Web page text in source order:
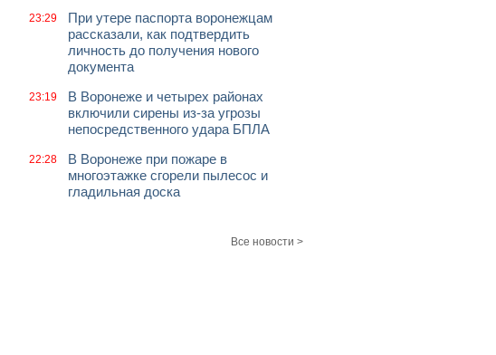
23:29
При утере паспорта воронежцам
рассказали, как подтвердить
личность до получения нового
документа
23:19
В Воронеже и четырех районах
включили сирены из-за угрозы
непосредственного удара БПЛА
22:28
В Воронеже при пожаре в
многоэтажке сгорели пылесос и
гладильная доска
Все новости >